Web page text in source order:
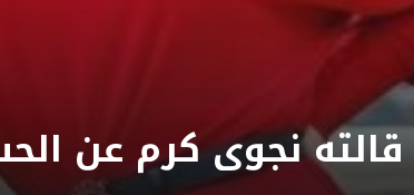
نجوى كرم عن